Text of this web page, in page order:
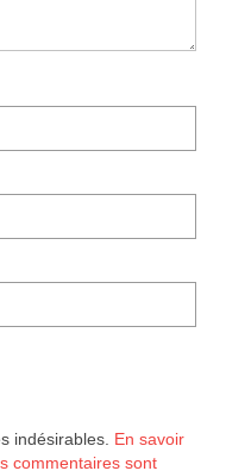
indésirables. En savoir
commentaires sont